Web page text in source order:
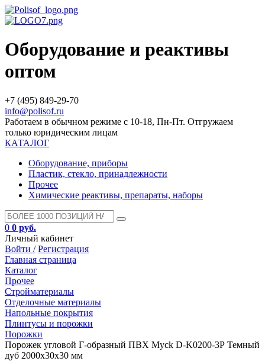
Оборудование и реактивы
оптом
+7 (495) 849-29-70
info@polisof.ru
Работаем в обычном режиме с 10-18, Пн-Пт. Отгружаем
только юридическим лицам
КАТАЛОГ
Оборудование, приборы
Пластик, стекло, принадлежности
Прочее
Химические реактивы, препараты, наборы
0 0 руб.
Личный кабинет
Войти / Регистрация
Главная страница
Каталог
Прочее
Стройматериалы
Отделочные материалы
Напольные покрытия
Плинтусы и порожки
Порожки
Порожек угловой Г-образный ПВХ Myck D-K0200-3Р Темный
дуб 2000х30х30 мм